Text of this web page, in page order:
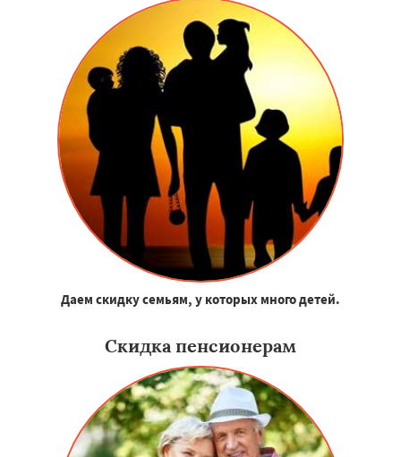
Даем скидку семьям, у которых много детей.
Скидка пенсионерам